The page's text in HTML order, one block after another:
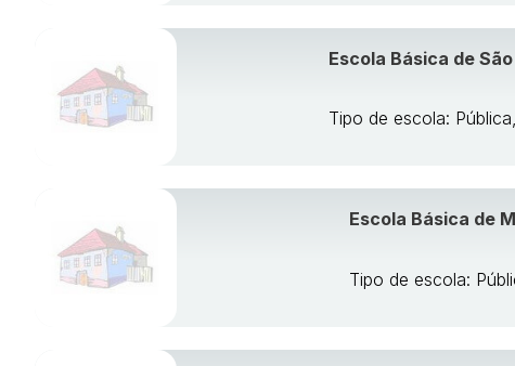
Escola Básica de
Tipo de escola:
Escola Básica de
Tipo de escola: